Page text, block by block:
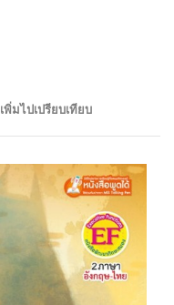
เพิ่มไปเปรียบเทียบ